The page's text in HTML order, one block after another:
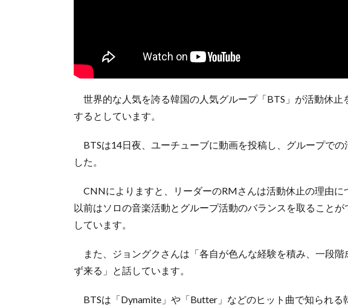
世界的な人気を誇る韓国の人気グループ「BTS」が活動休止
するとしています。
BTSは14日夜、ユーチューブに動画を投稿し、グループでの
した。
CNNによりますと、リーダーのRMさんは活動休止の理由に
以前はソロの音楽活動とグループ活動のバランスを取ること
しています。
また、ジョングクさんは「各自が色んな経験を積み、一段
ず来る」と話しています。
BTSは「Dynamite」や「Butter」などのヒット曲で知られる